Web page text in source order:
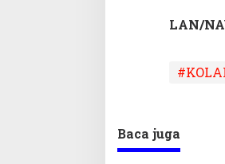
LAN/
Baca juga